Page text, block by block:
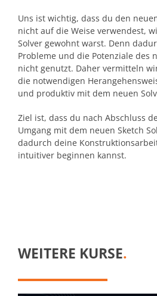
Uns ist wichtig, dass du den
nicht auf die Weise verwendest,
Solver gewohnt warst. Denn
Probleme und die Potenziale des
nicht genutzt. Daher vermitteln
die notwendigen
und produktiv mit dem neuen
Ziel ist, dass du nach Abschluss
Umgang mit dem neuen Sketch
dadurch deine
intuitiver beginnen kannst.
WEITERE KURSE.